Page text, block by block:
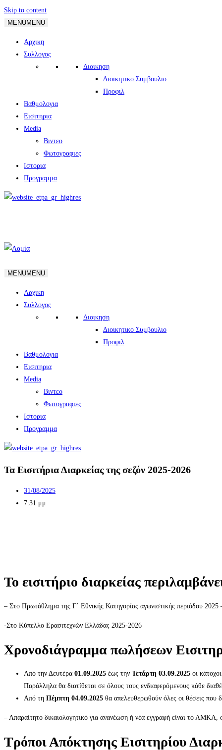
Skip to content
MENUMENU
Αρχικη
Συλλογος
Διοικηση
Διοικητικο Συμβουλιο
Προφιλ
Βαθμολογια
Εισιτηρια
Media
Βιντεο
Φωτογραφιες
Ιστορια
Πρoγραμμα
MENUMENU
Αρχικη
Συλλογος
Διοικηση
Διοικητικο Συμβουλιο
Προφιλ
Βαθμολογια
Εισιτηρια
Media
Βιντεο
Φωτογραφιες
Ιστορια
Πρoγραμμα
Τα Εισιτήρια Διαρκείας της σεζόν 2025-2026
31/08/2025
7:31 μμ
Το εισιτήριο διαρκείας
– Στο Πρωτάθλημα της Γ΄ Εθνικής Κατηγορίας αγωνιστικής περιόδου 2025
-Στο Κύπελλο Ερασιτεχνών Ελλάδας 2025-2026
Χρονοδιάγραμμα πωλήσεων
Από την Δευτέρα 01.09.2025 έως την Τετάρτη 03.09.2025 οι
Παράλληλα θα διατίθεται σε όλους τους ενδιαφερόμενους κάθε
Από τη Πέμπτη 04.09.2025 θα απελευθερωθούν όλες οι θέσεις που
– Απαραίτητο δικαιολογητικό για ανανέωση ή νέα εγγραφή είναι το
Τρόποι Απόκτησης Εισιτηρίου